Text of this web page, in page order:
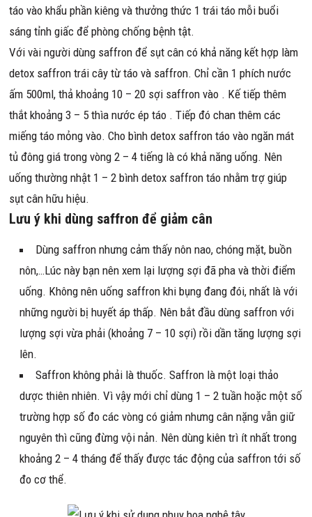
táo vào khẩu phần kiêng và thưởng thức 1 trái táo mỗi buổi
sáng tỉnh giấc để phòng chống bệnh tật.
Với vài người dùng saffron để sụt cân có khả năng kết hợp làm
detox saffron trái cây từ táo và saffron. Chỉ cần 1 phích nước
ấm 500ml, thả khoảng 10 – 20 sợi saffron vào . Kế tiếp thêm
thắt khoảng 3 – 5 thìa nước ép táo . Tiếp đó chan thêm các
miếng táo mỏng vào. Cho bình detox saffron táo vào ngăn mát
tủ đông giá trong vòng 2 – 4 tiếng là có khả năng uống. Nên
uống thường nhật 1 – 2 bình detox saffron táo nhằm trợ giúp
sụt cân hữu hiệu.
Lưu ý khi dùng saffron để giảm cân
Dùng saffron nhưng cảm thấy nôn nao, chóng mặt, buồn
nôn,…Lúc này bạn nên xem lại lượng sợi đã pha và thời điểm
uống. Không nên uống saffron khi bụng đang đói, nhất là với
những người bị huyết áp thấp. Nên bắt đầu dùng saffron với
lượng sợi vừa phải (khoảng 7 – 10 sợi) rồi dần tăng lượng sợi
lên.
Saffron không phải là thuốc. Saffron là một loại thảo
dược thiên nhiên. Vì vậy mới chỉ dùng 1 – 2 tuần hoặc một số
trường hợp số đo các vòng có giảm nhưng cân nặng vẫn giữ
nguyên thì cũng đừng vội nản. Nên dùng kiên trì ít nhất trong
khoảng 2 – 4 tháng để thấy được tác động của saffron tới số
đo cơ thể.